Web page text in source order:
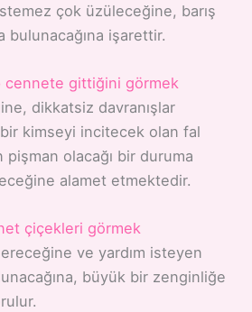
çok üzüleceğine, barış
bulunacağına işarettir.
cennete gittiğini görmek
dikkatsiz davranışlar
kimseyi incitecek olan fal
olacağı bir duruma
alamet etmektedir.
çiçekleri görmek
ve yardım isteyen
büyük bir zenginliğe